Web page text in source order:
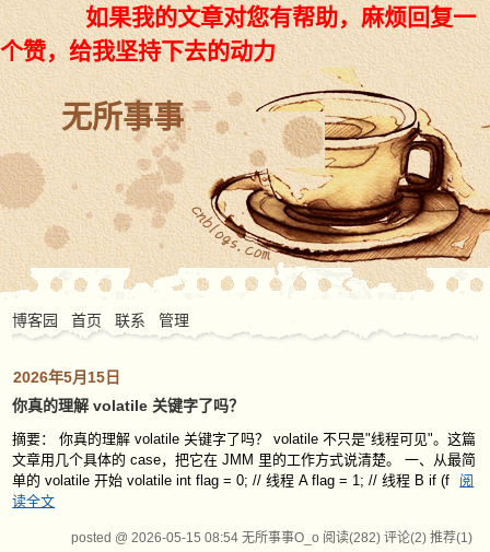
如果我的文章对您有帮助，麻烦回复一
个赞，给我坚持下去的动力
无所事事
博客园 首页 联系 管理
2026年5月15日
你真的理解 volatile 关键字了吗？
摘要： 你真的理解 volatile 关键字了吗？ volatile 不只是"线程可见"。这篇
文章用几个具体的 case，把它在 JMM 里的工作方式说清楚。 一、从最简
单的 volatile 开始 volatile int flag = 0; // 线程 A flag = 1; // 线程 B if (f
阅
读全文
posted @ 2026-05-15 08:54 无所事事O_o 阅读(282) 评论(2) 推荐(1)